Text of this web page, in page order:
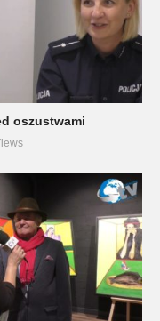
oszustwami